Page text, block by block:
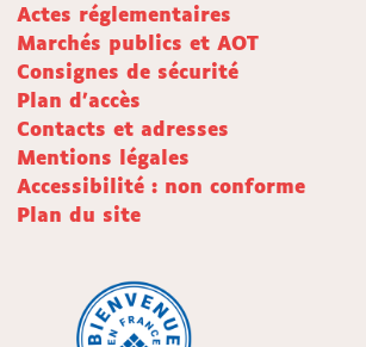
Actes réglementaires
Marchés publics et AOT
Consignes de sécurité
Plan d'accès
Contacts et adresses
Mentions légales
Accessibilité : non conforme
Plan du site